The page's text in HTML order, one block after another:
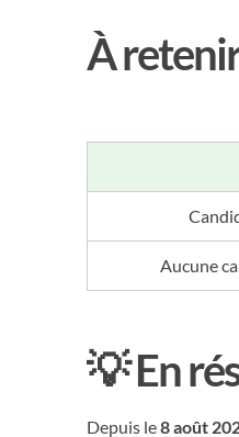
À
Aucune
💡En
Depuis le8 août